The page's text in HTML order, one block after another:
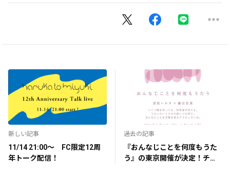
新しい記事
11/14 21:00〜 FC限定12周
年トーク配信！
過去の記事
『おんなじことを何度もうた
う』の東京開催が決定！チケ